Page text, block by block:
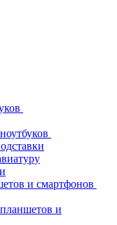
и смартфонов
и